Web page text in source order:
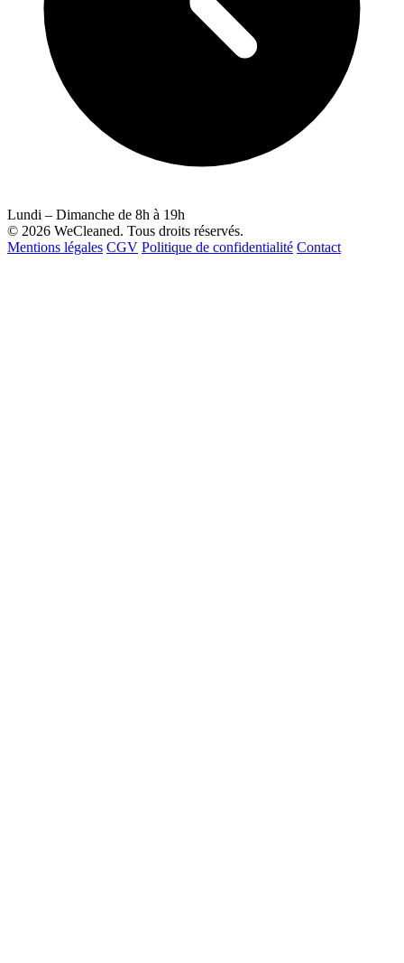
Lundi – Dimanche de 8h à 19h
© 2026 WeCleaned. Tous droits réservés.
Mentions légales CGV Politique de confidentialité Contact